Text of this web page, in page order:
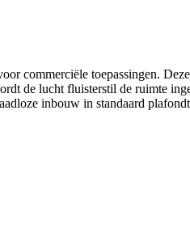
commerciële toepassingen.
de lucht fluisterstil de ruimte
inbouw in standaard